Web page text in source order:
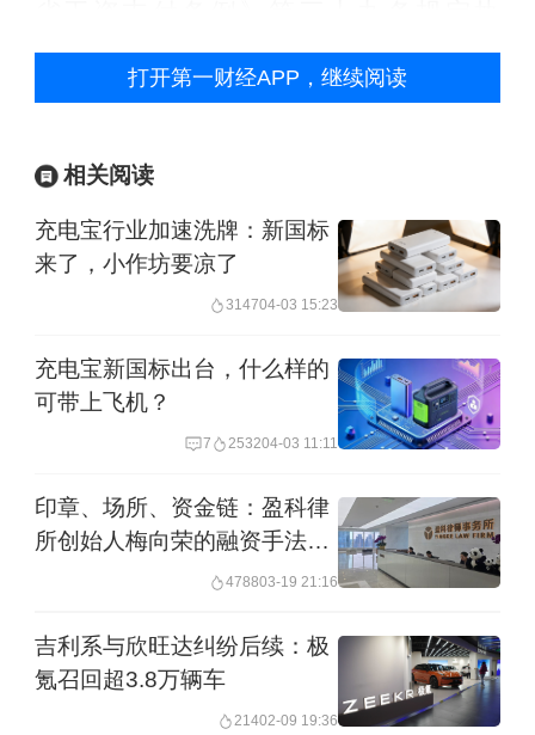
行，按不低于当地最低工资标准的80%
支付劳动者生活费。
打开第一财经APP，继续阅读
相关阅读
充电宝行业加速洗牌：新国标
来了，小作坊要凉了
314704-03 15:23
充电宝新国标出台，什么样的
可带上飞机？
7 253204-03 11:11
印章、场所、资金链：盈科律
所创始人梅向荣的融资手法在
478803-19 21:16
吉利系与欣旺达纠纷后续：极
氪召回超3.8万辆车
21402-09 19:36